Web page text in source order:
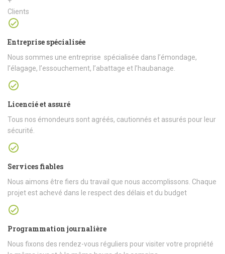
Clients
Entreprise spécialisée
Nous sommes une entreprise spécialisée dans l’émondage,
l’élagage, l’essouchement, l’abattage et l’haubanage.
Licencié et assuré
Tous nos émondeurs sont agréés, cautionnés et assurés pour leur
sécurité.
Services fiables
Nous aimons être fiers du travail que nous accomplissons. Chaque
projet est achevé dans le respect des délais et du budget
Programmation journalière
Nous fixons des rendez-vous réguliers pour visiter votre propriété